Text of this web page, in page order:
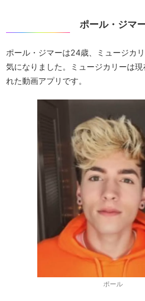
ポール・ジマ
ポール・ジマーは24歳、ミュージカ
気になりました。ミュージカリーは
れた動画アプリです。
ポール